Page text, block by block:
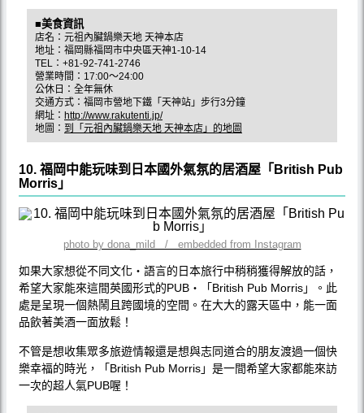
■美食資訊
店名：元祖內臟鍋樂天地 天神本店
地址：福岡縣福岡市中央區天神1-10-14
TEL：+81-92-741-2746
營業時間：17:00〜24:00
公休日：全年無休
交通方式：福岡市營地下鐵「天神站」步行3分鐘
網址： http://www.rakutenti.jp/
地圖： 到「元祖內臟鍋樂天地 天神本店」的地圖
10. 福岡中能玩味到日本國外氣氛的居酒屋「British Pub
Morris」
photo by dona_mild / embedded from Instagram
如果大家想從不同文化‧語言的日本旅行中稍稍獲得解放的話，
希望大家能來這間英國形式的PUB‧「British Pub Morris」。此
處是呈現一個熱鬧且跨國境的空間。在大大的露天區中，能一面
品飲著美酒一面放鬆！
不管是想收集眾多旅遊情報還是想與志同道合的朋友渡過一個快
樂幸福的時光，「British Pub Morris」是一間希望大家都能來訪
一次的超人氣PUB喔！